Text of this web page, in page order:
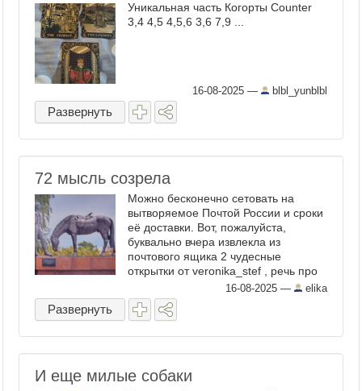
Уникальная часть Когорты Counter
3,4 4,5 4,5,6 3,6 7,9 ...
16-08-2025 — blbl_yunblbl
Развернуть
72 мысль созрела
Можно бесконечно сетовать на
вытворяемое Почтой России и сроки
её доставки. Вот, пожалуйста,
буквально вчера извлекла из
почтового ящика 2 чудесные
открытки от veronika_stef , речь про
вас). В общем, на будущее
принимаю решение отправлять всю
эту призовую корреспонденцию ...
16-08-2025 — elika
Развернуть
И еще милые собаки